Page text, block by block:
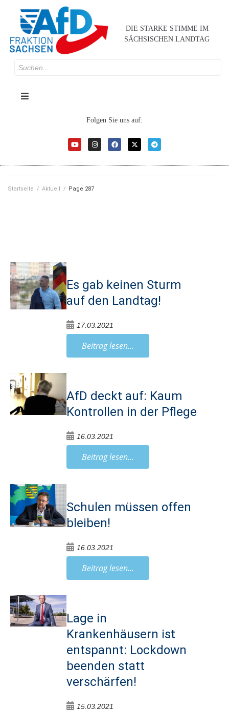
DIE STARKE STIMME IM
SÄCHSISCHEN LANDTAG
Folgen Sie uns auf:
Startseite / Aktuell / Page 287
Es gab keinen Sturm
auf den Landtag!
17.03.2021
Beitrag lesen...
AfD deckt auf: Kaum
Kontrollen in der Pflege
16.03.2021
Beitrag lesen...
Schulen müssen offen
bleiben!
16.03.2021
Beitrag lesen...
Lage in
Krankenhäusern ist
entspannt: Lockdown
beenden statt
verschärfen!
15.03.2021